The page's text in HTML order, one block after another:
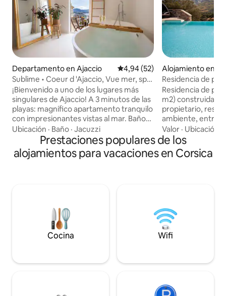
Departamento en Ajaccio Calificación promedio: 4,94 de
4,94 (52)
Sublime • Coeur d 'Ajaccio, Vue mer, spa
y sauna
¡Bienvenido a uno de los lugares más
singulares de Ajaccio! A 3 minutos de las
playas: magnífico apartamento tranquilo
con impresionantes vistas al mar. Baño
de burbujas frente al mar, sauna, mesa
de masajes, ropa de cama de alta gama,
balcón... ¡Bienestar asegurado! La
ubicación ideal para disfrutar a pie de las
y sin estrés, incluso en el centro de la
Ubicación · Baño · Jacuzzi
Alojamiento en
Residencia de
montaña y la
Residencia de
m2) construida
propietario,
ambiente, entre
pileta
minutos de las
Asco, río y
playas más
propietarios.
Valor · Ubicación
Prestaciones populares de los
alojamientos para vacaciones en Corsica
Cocina Wifi